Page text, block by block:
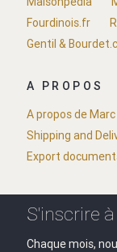
Fourdinois.fr
Gentil &
A PROPOS
A propos de
Shipping and
Export
S'inscrire
Chaque mois,